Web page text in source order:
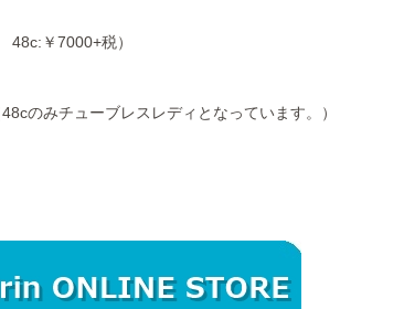
￥7000+税）
のみチューブレスレディとなっています。）